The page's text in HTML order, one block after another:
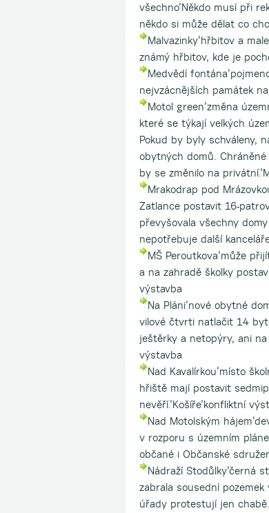
všechno’Někdo musí při
někdo si může dělat co
Malvazinky’hřbitov a
známý hřbitov, kde je
Medvědí
nejvzácnějších památek
Motol green’změna
které se týkají velkých
Pokud by byly schváleny,
obytných domů.
by se změnilo na
Mrakodrap pod
Zatlance postavit 16-
převyšovala všechny
nepotřebuje další
MŠ Peroutkova’může
a na zahradě školky
výstavba
Na Pláni’nové obytné
vilové čtvrti natlačit 14
ještěrky a netopýry, ani
výstavba
Nad Kavalírkou’místo
hřiště mají postavit
nevěří.’Košíře’konfliktní
Nad Motolským
v rozporu s územním
občané i Občanské
Nádraží Stodůlky’černá
zabrala sousední
úřady protestují jen